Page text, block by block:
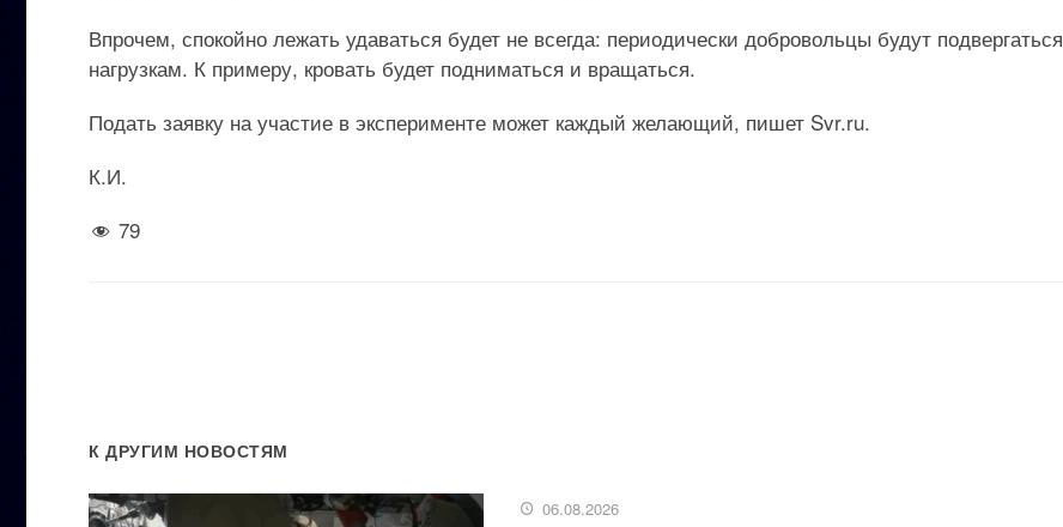
Впрочем, спокойно лежать удаваться будет не всегда: периодически добровольцы будут подвергаться
нагрузкам. К примеру, кровать будет подниматься и вращаться.
Подать заявку на участие в эксперименте может каждый желающий, пишет Svr.ru.
К.И.
79
К ДРУГИМ НОВОСТЯМ
06.08.2026